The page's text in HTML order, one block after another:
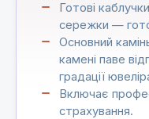
Готові
сережки —
Основний
камені паве
градації
Включає
страхування.